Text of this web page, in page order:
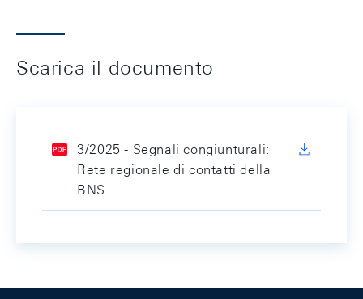
Scarica il documento
3/2025 - Segnali congiunturali:
Rete regionale di contatti della
BNS